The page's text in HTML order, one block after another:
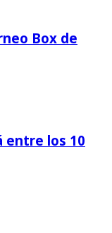
Box de
entre los 10